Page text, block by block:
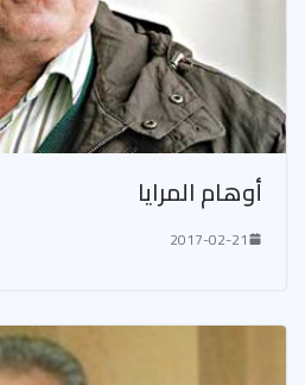
أوهام المرايا
2017-02-21